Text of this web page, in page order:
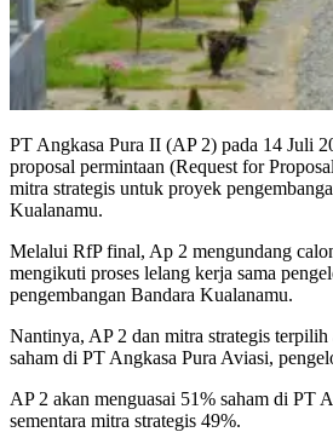
PT Angkasa Pura II (AP 2) pada 14 Juli
proposal permintaan (Request for
mitra strategis untuk proyek
Kualanamu.
Melalui RfP final, Ap 2 mengundang
mengikuti proses lelang kerja sama
pengembangan Bandara Kualanamu.
Nantinya, AP 2 dan mitra strategis
saham di PT Angkasa Pura Aviasi,
AP 2 akan menguasai 51% saham di PT
sementara mitra strategis 49%.